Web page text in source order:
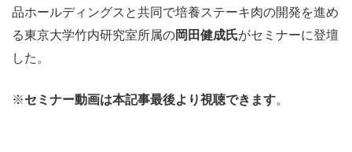
品ホールディングスと共同で培養ステーキ肉の開発を進め
る東京大学竹内研究室所属の岡田健成氏がセミナーに登壇
した。
※セミナー動画は本記事最後より視聴できます。